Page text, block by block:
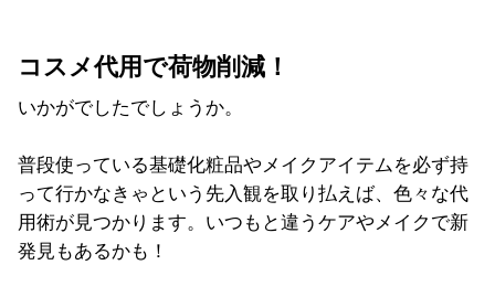
コスメ代用で荷物削減！
いかがでしたでしょうか。
普段使っている基礎化粧品やメイクアイテムを必ず持
って行かなきゃという先入観を取り払えば、色々な代
用術が見つかります。いつもと違うケアやメイクで新
発見もあるかも！